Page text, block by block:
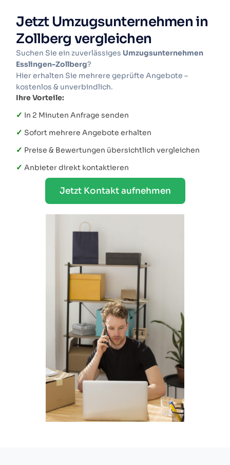
Jetzt Umzugsunternehmen in
Zollberg vergleichen
Suchen Sie ein zuverlässiges Umzugsunternehmen
Esslingen-Zollberg?
Hier erhalten Sie mehrere geprüfte Angebote –
kostenlos & unverbindlich.
Ihre Vorteile:
✓ In 2 Minuten Anfrage senden
✓Sofort mehrere Angebote erhalten
✓ Preise & Bewertungen übersichtlich vergleichen
✓ Anbieter direkt kontaktieren
Jetzt Kontakt aufnehmen